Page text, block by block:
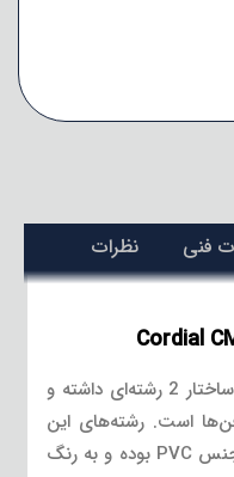
فنی نظرات
کوردیال ساختار 2 رشته‌ای داشته و
است. رشته‌های این
کابل از جنس مس و روکش آن از جنس PVC بوده و به رنگ